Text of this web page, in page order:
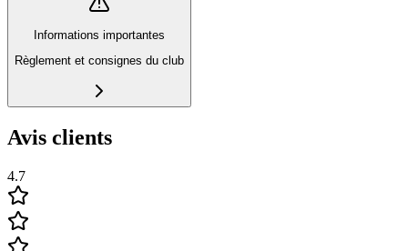
Informations importantes
Règlement et consignes du club
Avis clients
4.7